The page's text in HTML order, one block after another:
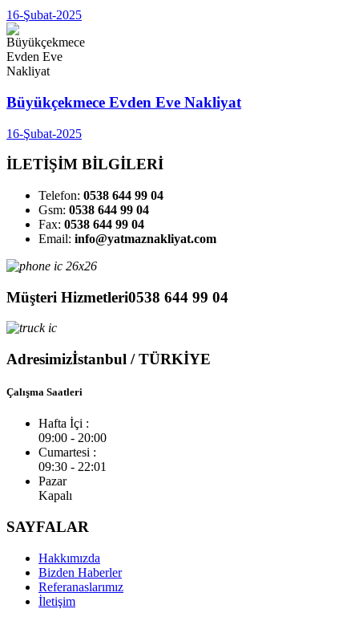
16-Şubat-2025
Büyükçekmece Evden Eve Nakliyat
16-Şubat-2025
İLETİŞİM BİLGİLERİ
Telefon: 0538 644 99 04
Gsm: 0538 644 99 04
Fax: 0538 644 99 04
Email: info@yatmaznakliyat.com
Müşteri Hizmetleri0538 644 99 04
Adresimizİstanbul / TÜRKİYE
Çalışma Saatleri
Hafta İçi :
09:00 - 20:00
Cumartesi :
09:30 - 22:01
Pazar
Kapalı
SAYFALAR
Hakkımızda
Bizden Haberler
Referanaslarımız
İletişim